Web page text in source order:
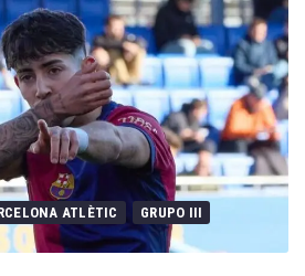
ATLÈTIC
GRUPO III